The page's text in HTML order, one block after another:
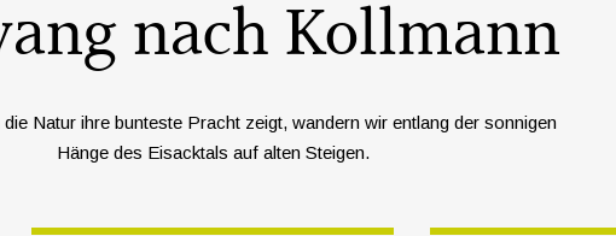
nach Kollmann
Natur ihre bunteste Pracht zeigt, wandern wir entlang der sonnigen
Hänge des Eisacktals auf alten Steigen.